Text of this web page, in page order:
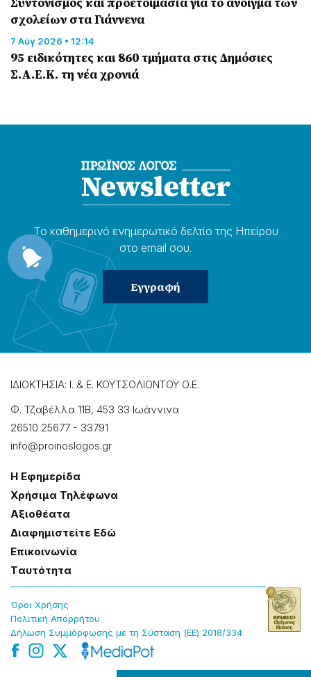
σχολείων στα Γιάννενα
7 Αύγ 2026 • 12:14
95 ειδικότητες και 860 τμήματα στις Δημόσιες
Σ.Α.Ε.Κ. τη νέα χρονιά
Το καθημερɩνό ενημερωτɩκό δελτίο της Ηπείρου
στο email σου.
ΙΔΙΟΚΤΗΣΙΑ: Ι. & Ε. ΚΟΥΤΣΟΛΙΟΝΤΟΥ Ο.Ε.
Φ. Τζαβέλλα 11Β, 453 33 Ιωάννɩνα
26510 25677 - 33791
info@proinoslogos.gr
Η Εφημερίδα
Χρήσɩμα Τηλέφωνα
Αξɩοθέατα
Δɩαφημɩστείτε Εδώ
Επɩκοɩνωνία
Tαυτότητα
Όροɩ Χρήσης
Πολɩτɩκή Απορρήτου
Δήλωση Συμμόρφωσης με τη Σύσταση (ΕΕ) 2018/334